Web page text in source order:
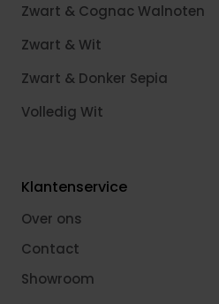
Zwart & Cognac Walnoten
Zwart & Wit
Zwart & Donker Sepia
Volledig Wit
Klantenservice
Over ons
Contact
Showroom